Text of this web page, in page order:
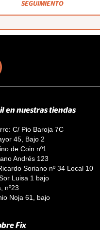
SEGUIMIENTO
en nuestras tiendas
C/ Pio Baroja 7C
45, Bajo 2
de Coin nº1
Andrés 123
Soriano nº 34 Local 10
Luisa 1 bajo
nº23
Noja 61, bajo
Fix